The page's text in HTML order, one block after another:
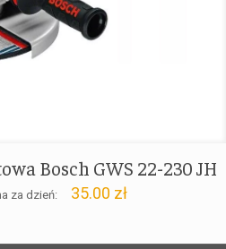
Bosch GWS 22-230 JH
za dzień: 35.00 zł